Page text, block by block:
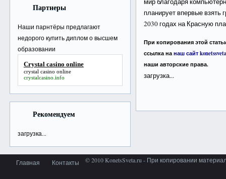
Партнеры
Наши парнтёры предлагают
недорогокупить диплом о высшем
образовании
Crystal casino online
crystal casino online
crystalcasino.info
Рекомендуем
загрузка...
планирует впервые взять
2030 годах на Красную
При копирования этой
ссылка нанаш сайт
наши авторские права.
загрузка...
Главная Контакты © 2010 KonetsSveta.ru - При копировании